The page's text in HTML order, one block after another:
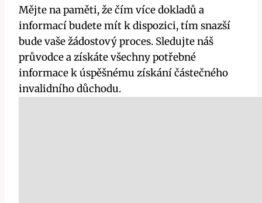
Mějte na paměti, že čím více dokladů a
informací budete mít k dispozici, tím snazší
bude vaše žádostový proces. Sledujte náš
průvodce a získáte všechny potřebné
informace k úspěšnému získání částečného
invalidního důchodu.